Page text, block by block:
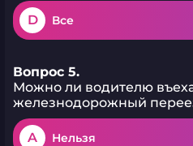
D Все
Вопрос 5.
Можно ли водителю
железнодорожный
A Нельзя